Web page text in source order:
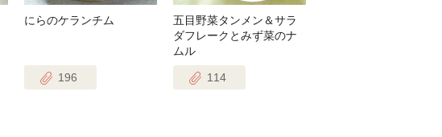
にらのケランチム
196
五目野菜タンメン＆サラ
ダフレークとみず菜のナ
ムル
114